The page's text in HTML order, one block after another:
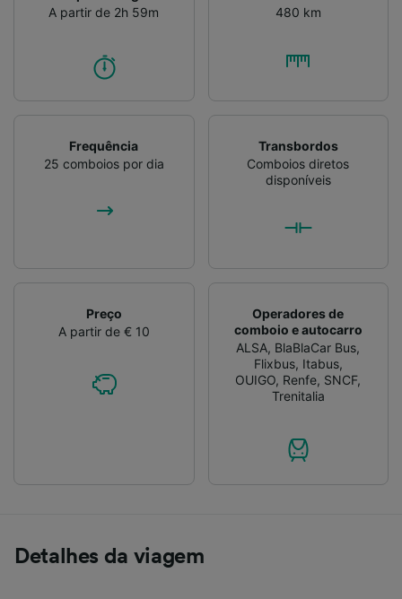
A partir de 2h 59m
480 km
Frequência
25 comboios por dia
Transbordos
Comboios diretos
disponíveis
Preço
A partir de € 10
Operadores de
comboio e autocarro
ALSA, BlaBlaCar Bus,
Flixbus, Itabus,
OUIGO, Renfe, SNCF,
Trenitalia
Detalhes da viagem